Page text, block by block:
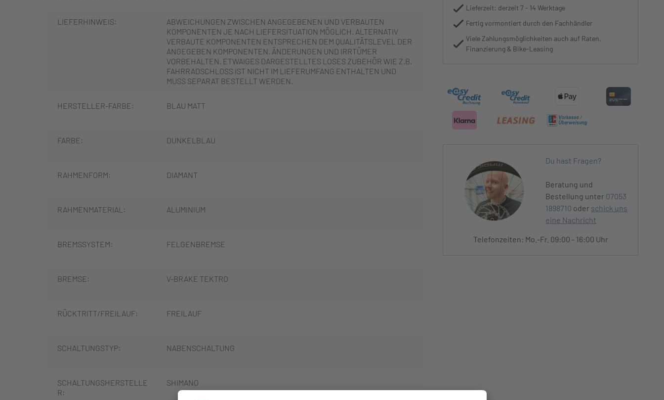
Lieferzeit: derzeit 7 - 14 Werktage
Fertig vormontiert durch den Fachhändler
Viele Zahlungsmöglichkeiten auch auf Raten,
Finanzierung & Bike-Leasing
Du hast Fragen?
Beratung und
Bestellung unter 07053
1898710 oder schick uns
eine Nachricht
Telefonzeiten: Mo.-Fr. 09:00 - 16:00 Uhr
LIEFERHINWEIS:
ABWEICHUNGEN ZWISCHEN ANGEGEBENEN UND VERBAUTEN
KOMPONENTEN JE NACH LIEFERSITUATION MÖGLICH. ALTERNATIV
VERBAUTE KOMPONENTEN ENTSPRECHEN DEM QUALITÄTSLEVEL DER
ANGEGEBEN KOMPONENTEN. ÄNDERUNGEN UND IRRTÜMER
VORBEHALTEN. ETWAIGES DARGESTELLTES LOSES ZUBEHÖR WIE Z.B.
FAHRRADSCHLOSS IST NICHT IM LIEFERUMFANG ENTHALTEN UND
MUSS SEPARAT BESTELLT WERDEN.
HERSTELLER-FARBE: BLAU MATT
FARBE: DUNKELBLAU
RAHMENFORM: DIAMANT
RAHMENMATERIAL: ALUMINIUM
BREMSSYSTEM: FELGENBREMSE
BREMSE: V-BRAKE TEKTRO
RÜCKTRITT/FREILAUF: FREILAUF
SCHALTUNGSTYP: NABENSCHALTUNG
SCHALTUNGSHERSTELLE
R:
SHIMANO